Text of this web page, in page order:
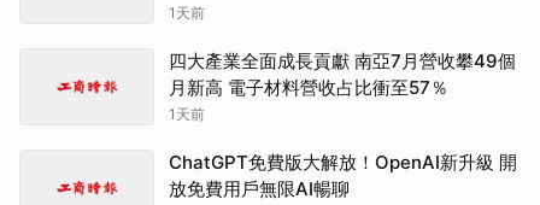
1天前
四大產業全面成長貢獻 南亞7月營收攀49個
月新高 電子材料營收占比衝至57％
1天前
ChatGPT免費版大解放！OpenAI新升級 開
放免費用戶無限AI暢聊